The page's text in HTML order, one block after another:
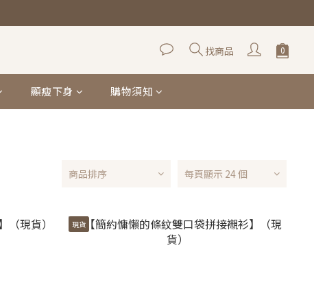
找商品
顯瘦下身 購物須知
商品排序 每頁顯示 24 個
現貨